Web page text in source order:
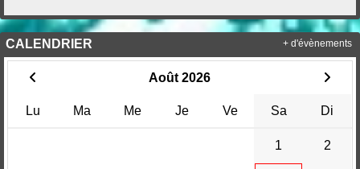
CALENDRIER
Août 2026
Lu Ma Me Je Ve Sa Di
1 2
+ d'évènements